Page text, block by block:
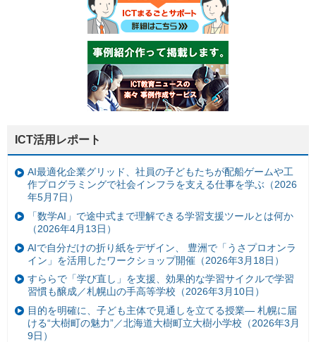
ICT活用レポート
AI最適化企業グリッド、社員の子どもたちが配船ゲームや工
作プログラミングで社会インフラを支える仕事を学ぶ（2026
年5月7日）
「数学AI」で途中式まで理解できる学習支援ツールとは何か
（2026年4月13日）
AIで自分だけの折り紙をデザイン、 豊洲で「うさプロオンラ
イン」を活用したワークショップ開催（2026年3月18日）
すららで「学び直し」を支援、効果的な学習サイクルで学習
習慣も醸成／札幌山の手高等学校（2026年3月10日）
目的を明確に、子ども主体で見通しを立てる授業— 札幌に届
ける“大樹町の魅力”／北海道大樹町立大樹小学校（2026年3月
9日）